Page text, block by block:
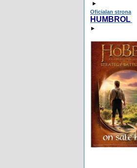
►
Oficialan strona
HUMBROL
►